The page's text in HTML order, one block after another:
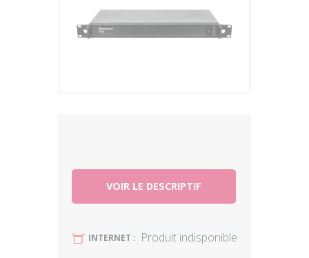
Plus
VOIR LE DESCRIPTIF
U INTERNET : Produit indisponible